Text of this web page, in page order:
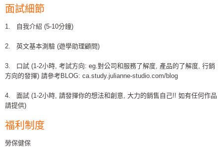
面試細節
1. 自我介紹 (5-10分鐘)
2. 英文基本測驗 (遊學助理顧問)
3. 口試 (1-2小時, 考試方向: eg.對公司和服務了解度, 產品的了解度, 行銷
方向的發揮) 請參考BLOG: ca.study.julianne-studio.com/blog
4. 面試 (1-2小時, 請發揮你的想法和創意, 大力的銷售自己!! 如有任何作品
請提供)
福利制度
勞保健保